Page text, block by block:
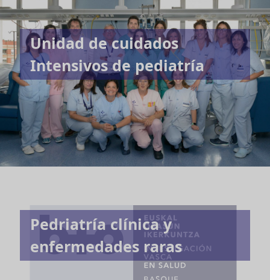
Unidad de cuidados
Intensivos de pediatría
Pedriatría clínica y
enfermedades raras